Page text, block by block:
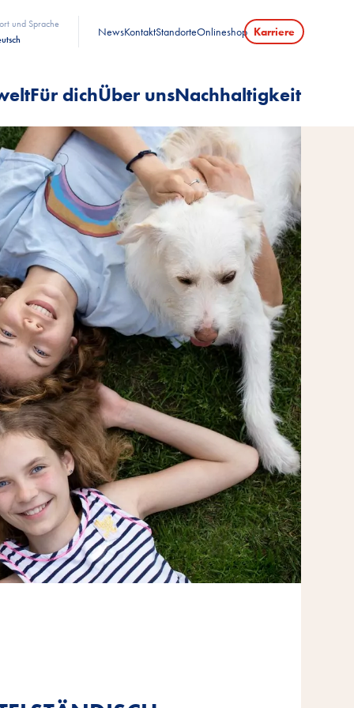
und Sprache
NewsKontaktStandorteOnlineshop Karriere
Für dichÜber unsNachhaltigkeit